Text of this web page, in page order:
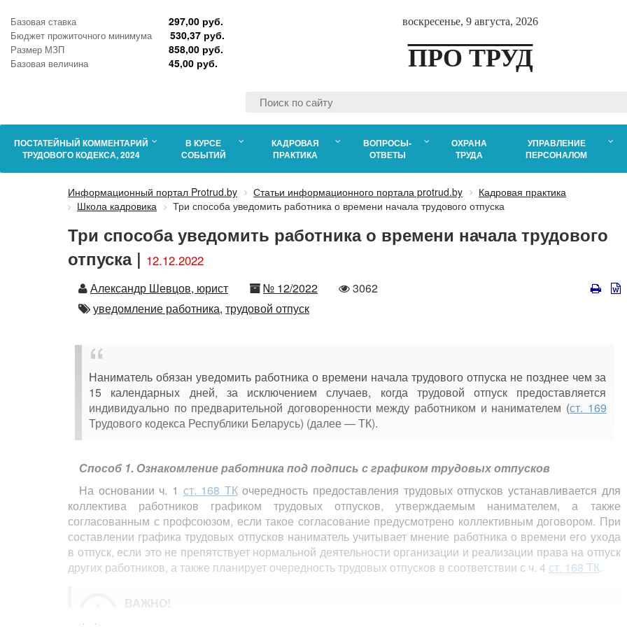
Базовая ставка 297,00 руб.
Бюджет прожиточного минимума 530,37 руб.
Размер МЗП 858,00 руб.
Базовая величина 45,00 руб.
воскресенье, 9 августа, 2026
ПРО ТРУД
ПОСТАТЕЙНЫЙ КОММЕНТАРИЙ
ТРУДОВОГО КОДЕКСА, 2024
В КУРСЕ
СОБЫТИЙ
КАДРОВАЯ
ПРАКТИКА
ВОПРОСЫ-
ОТВЕТЫ
ОХРАНА
ТРУДА
УПРАВЛЕНИЕ
ПЕРСОНАЛОМ
Информационный портал Protrud.by Статьи информационного портала protrud.by
Кадровая практика
Школа кадровика
Три способа уведомить работника о времени начала трудового отпуска
Три способа уведомить работника о времени начала трудового
отпуска | 12.12.2022
Автор
Александр Шевцов, юрист Номер
№ 12/2022
Количество
3062
Автор
уведомление работника, трудовой отпуск
Наниматель обязан уведомить работника о времени начала трудового отпуска не позднее чем за
15 календарных дней, за исключением случаев, когда трудовой отпуск предоставляется
индивидуально по предварительной договоренности между работником и нанимателем (ст. 169
Трудового кодекса Республики Беларусь) (далее — ТК).
Способ 1. Ознакомление работника под подпись с графиком трудовых отпусков
На основании ч. 1 ст. 168 ТКочередность предоставления трудовых отпусков устанавливается для
коллектива работников графиком трудовых отпусков, утверждаемым нанимателем, а также
согласованным с профсоюзом, если такое согласование предусмотрено коллективным договором. При
составлении графика трудовых отпусков наниматель учитывает мнение работника о времени его ухода
в отпуск, если это не препятствует нормальной деятельности организации и реализации права на отпуск
других работников, а также планирует очередность трудовых отпусков в соответствии с ч. 4 ст. 168 ТК.
ВАЖНО!